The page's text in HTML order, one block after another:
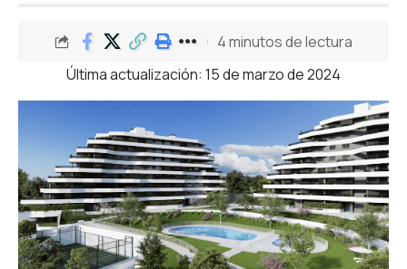
Última actualización: 15 de marzo de 2024
4 minutos de lectura